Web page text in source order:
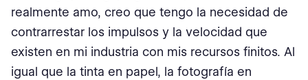
realmente amo, creo que tengo la necesidad de
contrarrestar los impulsos y la velocidad que
existen en mi industria con mis recursos finitos. Al
igual que la tinta en papel, la fotografía en